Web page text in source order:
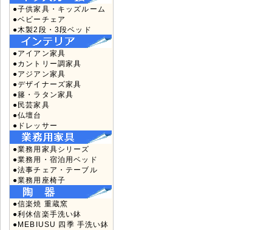
●子供家具・キッズルーム
●ベビーチェア
●木製2段・3段ベッド
●アイアン家具
●カントリー調家具
●アジアン家具
●デザイナーズ家具
●籐・ラタン家具
●民芸家具
●仏壇台
●ドレッサー
●業務用家具シリーズ
●業務用・宿泊用ベッド
●法事チェア・テーブル
●業務用座椅子
●信楽焼 重蔵窯
●利休信楽手洗い鉢
●MEBIUSU 四季 手洗い鉢